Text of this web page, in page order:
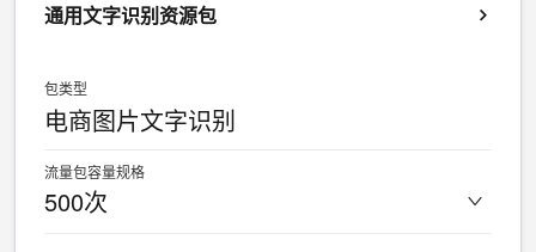
通用文字识别资源包
包类型
电商图片文字识别
流量包容量规格
500次